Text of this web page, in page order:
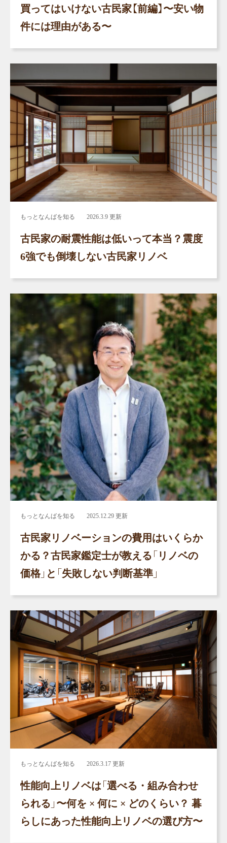
買ってはいけない古民家【前編】〜安い物
件には理由がある〜
もっとなんばを知る 2026.3.9 更新
古民家の耐震性能は低いって本当？震度
6強でも倒壊しない古民家リノベ
もっとなんばを知る 2025.12.29 更新
古民家リノベーションの費用はいくらか
かる？古民家鑑定士が教える「リノベの
価格」と「失敗しない判断基準」
もっとなんばを知る 2026.3.17 更新
性能向上リノベは「選べる・組み合わせ
られる」〜何を × 何に × どのくらい？ 暮
らしにあった性能向上リノベの選び方〜